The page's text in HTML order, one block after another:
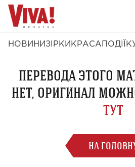
НОВИНИ ЗІРКИ КРАСА ПОДІЇ
ПЕРЕВОДА ЭТОГО
НЕТ, ОРИГИНАЛ
ТУТ
НА